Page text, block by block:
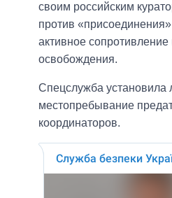
своим российским
против
активное
освобождения.
Спецслужба установила
местопребывание
координаторов.